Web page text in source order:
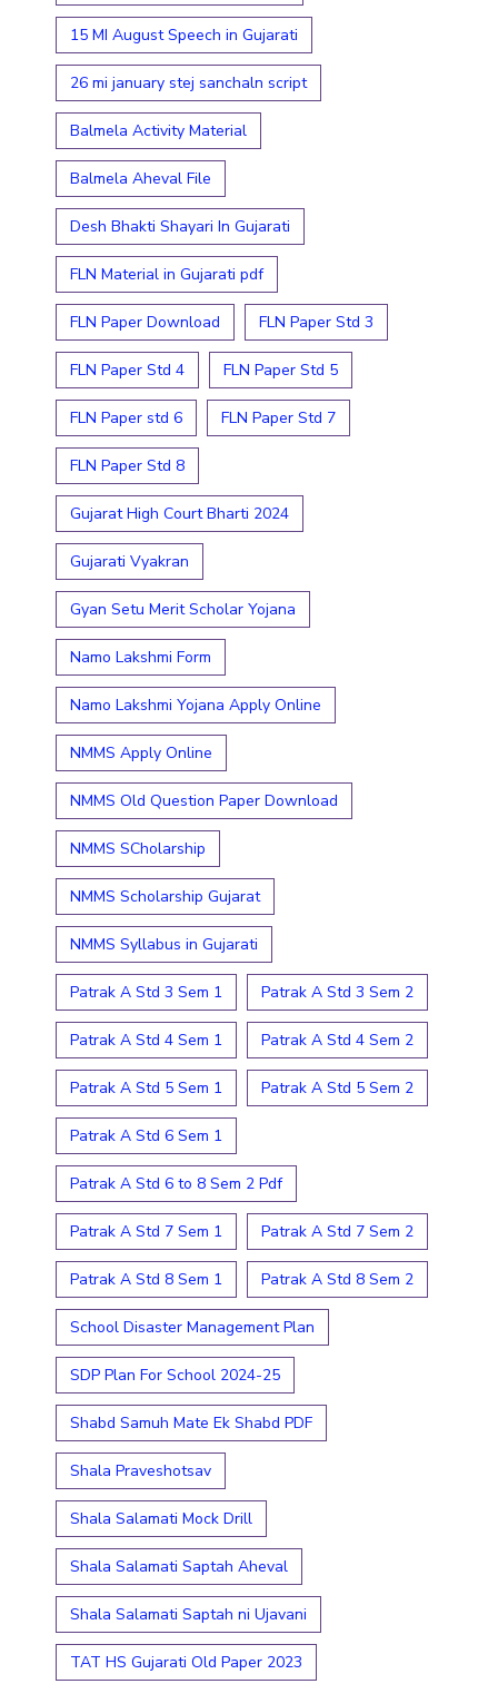
15 MI August Speech in Gujarati
26 mi january stej sanchaln script
Balmela Activity Material
Balmela Aheval File
Desh Bhakti Shayari In Gujarati
FLN Material in Gujarati pdf
FLN Paper Download FLN Paper Std 3
FLN Paper Std 4 FLN Paper Std 5
FLN Paper std 6 FLN Paper Std 7
FLN Paper Std 8
Gujarat High Court Bharti 2024
Gujarati Vyakran
Gyan Setu Merit Scholar Yojana
Namo Lakshmi Form
Namo Lakshmi Yojana Apply Online
NMMS Apply Online
NMMS Old Question Paper Download
NMMS SCholarship
NMMS Scholarship Gujarat
NMMS Syllabus in Gujarati
Patrak A Std 3 Sem 1 Patrak A Std 3 Sem 2
Patrak A Std 4 Sem 1 Patrak A Std 4 Sem 2
Patrak A Std 5 Sem 1 Patrak A Std 5 Sem 2
Patrak A Std 6 Sem 1
Patrak A Std 6 to 8 Sem 2 Pdf
Patrak A Std 7 Sem 1 Patrak A Std 7 Sem 2
Patrak A Std 8 Sem 1 Patrak A Std 8 Sem 2
School Disaster Management Plan
SDP Plan For School 2024-25
Shabd Samuh Mate Ek Shabd PDF
Shala Praveshotsav
Shala Salamati Mock Drill
Shala Salamati Saptah Aheval
Shala Salamati Saptah ni Ujavani
TAT HS Gujarati Old Paper 2023